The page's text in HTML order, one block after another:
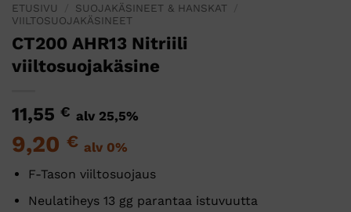
ETUSIVU SUOJAKÄSINEET & HANSKAT
VIILTOSUOJAKÄSINEET
CT200 AHR13 Nitriili
viiltosuojakäsine
11,55 € alv 25,5%
9,20 € alv 0%
F-Tason viiltosuojaus
Neulatiheys 13 gg parantaa istuvuutta